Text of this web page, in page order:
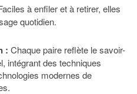
à enfiler et à retirer, elles
quotidien.
: Chaque paire reflète le savoir-
intégrant des techniques
modernes de